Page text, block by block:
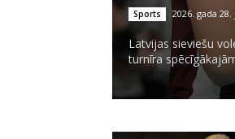
Sports 2026. gada
Latvijas sieviešu
turnīra